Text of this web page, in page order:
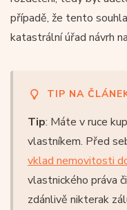
případě, že tento
katastrální úřad návrh
TIP NA
Tip: Máte v ruce
vlastníkem. Před
vklad nemovitosti
vlastnického práva
zdánlivě nikterak